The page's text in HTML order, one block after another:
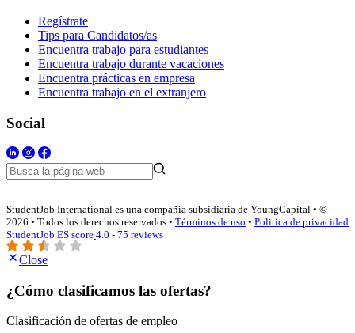
Regístrate
Tips para Candidatos/as
Encuentra trabajo para estudiantes
Encuentra trabajo durante vacaciones
Encuentra prácticas en empresa
Encuentra trabajo en el extranjero
Social
StudentJob International es una compañía subsidiaria de YoungCapital • ©
2026 • Todos los derechos reservados • Términos de uso • Politica de privacidad
StudentJob ES score 4.0 - 75 reviews
Close
¿Cómo clasificamos las ofertas?
Clasificación de ofertas de empleo